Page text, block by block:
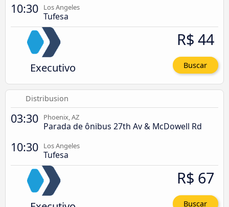
10:30 Los Angeles
Tufesa
Executivo
R$ 44
Buscar
Distribusion
03:30 Phoenix, AZ
Parada de ônibus 27th Av & McDowell Rd
10:30 Los Angeles
Tufesa
R$ 67
Buscar